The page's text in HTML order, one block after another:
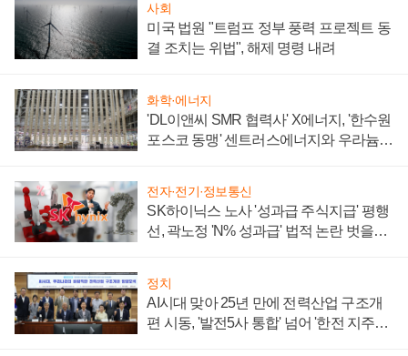
사회
미국 법원 "트럼프 정부 풍력 프로젝트 동
결 조치는 위법", 해제 명령 내려
화학·에너지
'DL이앤씨 SMR 협력사' X에너지, '한수원
포스코 동맹' 센트러스에너지와 우라늄
전자·전기·정보통신
SK하이닉스 노사 '성과급 주식지급' 평행
선, 곽노정 'N% 성과급' 법적 논란 벗을지
정치
AI시대 맞아 25년 만에 전력산업 구조개
편 시동, '발전5사 통합' 넘어 '한전 지주사'